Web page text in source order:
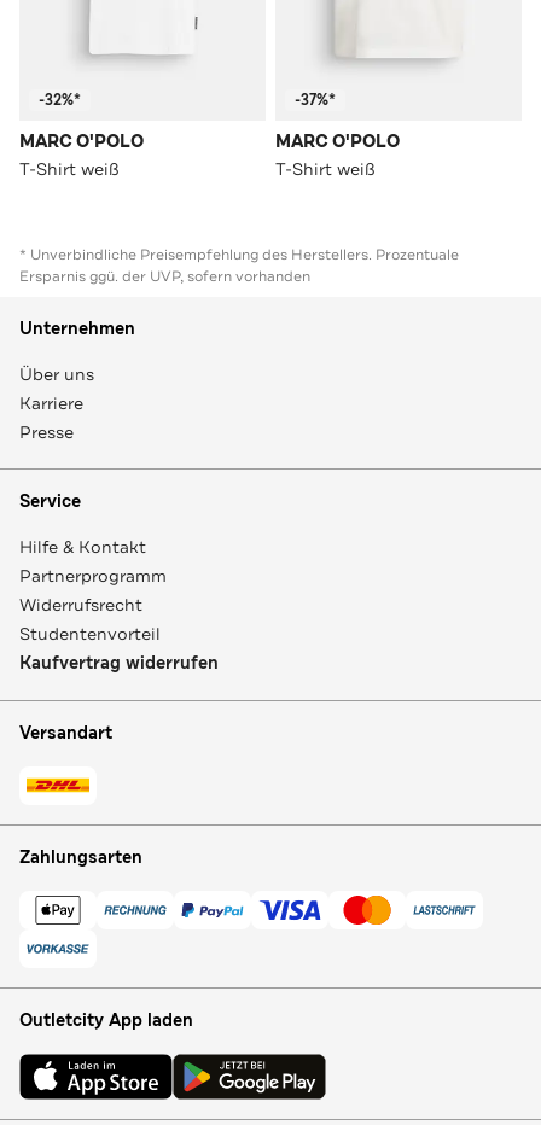
-32%*
MARC O'POLO
T-Shirt weiß
-37%*
MARC O'POLO
T-Shirt weiß
* Unverbindliche Preisempfehlung des Herstellers. Prozentuale
Ersparnis ggü. der UVP, sofern vorhanden
Unternehmen
Über uns
Karriere
Presse
Service
Hilfe & Kontakt
Partnerprogramm
Widerrufsrecht
Studentenvorteil
Kaufvertrag widerrufen
Versandart
Zahlungsarten
Outletcity App laden